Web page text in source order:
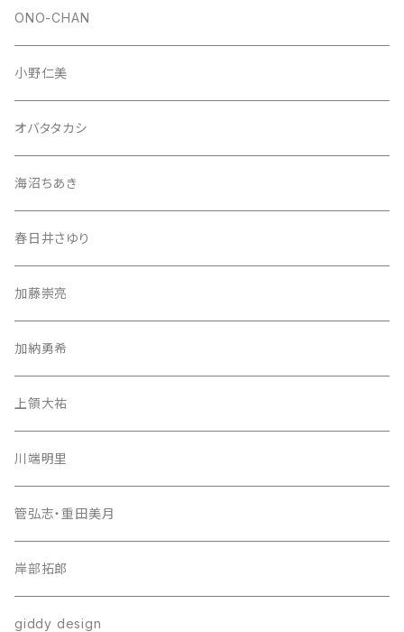
ONO-CHAN
小野仁美
オバタタカシ
海沼ちあき
春日井さゆり
加藤崇亮
加納勇希
上領大祐
川端明里
管弘志・重田美月
岸部拓郎
giddy design